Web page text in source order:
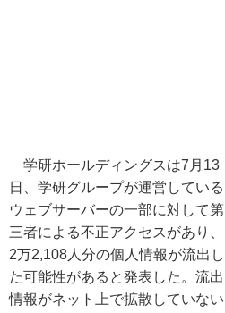
学研ホールディングスは7月13
日、学研グループが運営している
ウェブサーバーの一部に対して第
三者による不正アクセスがあり、
2万2,108人分の個人情報が流出し
た可能性があると発表した。流出
情報がネット上で拡散していない